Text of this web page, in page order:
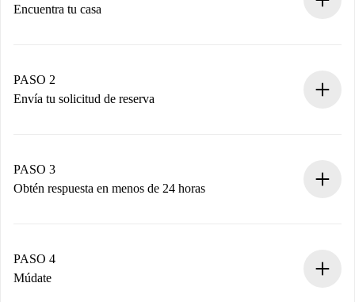
Encuentra tu casa
Tienes toda la información necesaria por adelantado.
PASO 2
Envía tu solicitud de reserva
propietario acepte.
PASO 3
Obtén respuesta en menos de 24 horas
contacto con el propietario.
Si es rechazada: No te haremos ningún cargo y te
PASO 4
Múdate